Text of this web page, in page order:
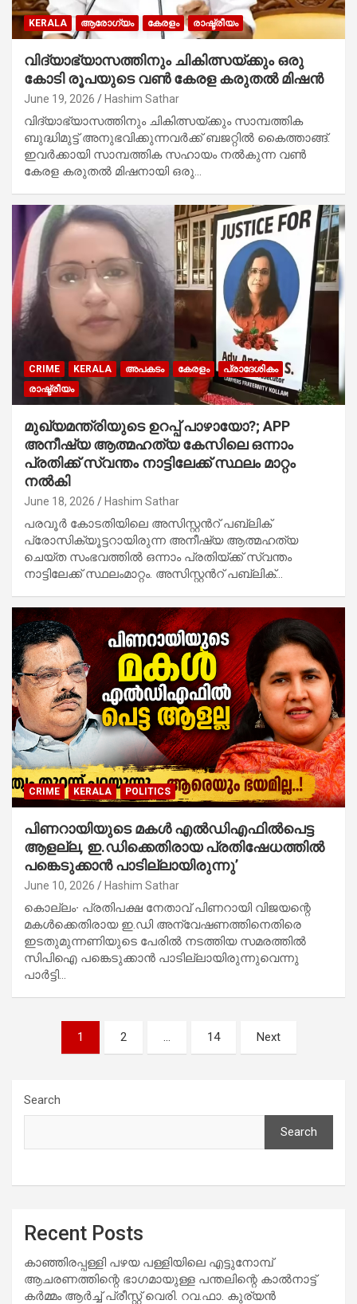
KERALA ആരോഗ്യം കേരളം രാഷ്ട്രീയം
വിദ്യാഭ്യാസത്തിനും ചികിത്സയ്ക്കും ഒരു
കോടി രൂപയുടെ വണ്‍ കേരള കരുതല്‍ മിഷന്‍
June 19, 2026 Hashim Sathar
വിദ്യാഭ്യാസത്തിനും ചികിത്സയ്ക്കും സാമ്പത്തിക
ബുദ്ധിമുട്ട് അനുഭവിക്കുന്നവർക്ക് ബജറ്റില്‍ കൈത്താങ്ങ്.
ഇവർക്കായി സാമ്പത്തിക സഹായം നല്‍കുന്ന വണ്‍
കേരള കരുതല്‍ മിഷനായി ഒരു…
CRIME KERALA അപകടം കേരളം
പ്രാദേശികം
രാഷ്ട്രീയം
മുഖ്യമന്ത്രിയുടെ ഉറപ്പ് പാഴായോ?; APP
അനീഷ്യ ആത്മഹത്യ കേസിലെ ഒന്നാം
പ്രതിക്ക് സ്വന്തം നാട്ടിലേക്ക് സ്ഥലം മാറ്റം
നൽകി
June 18, 2026 Hashim Sathar
പരവൂർ കോടതിയിലെ അസിസ്റ്റൻറ് പബ്ലിക്
പ്രോസിക്യൂട്ടറായിരുന്ന അനീഷ്യ ആത്മഹത്യ
ചെയ്ത സംഭവത്തിൽ ഒന്നാം പ്രതിയ്ക്ക് സ്വന്തം
നാട്ടിലേക്ക് സ്ഥലംമാറ്റം. അസിസ്റ്റൻറ് പബ്ലിക്…
CRIME KERALA POLITICS
പിണറായിയുടെ മകൾ എൽഡിഎഫിൽപെട്ട
ആളല്ല, ഇ.ഡിക്കെതിരായ പ്രതിഷേധത്തിൽ
പങ്കെടുക്കാൻ പാടില്ലായിരുന്നു’
June 10, 2026 Hashim Sathar
കൊല്ലം∙ പ്രതിപക്ഷ നേതാവ് പിണറായി വിജയന്റെ
മകൾക്കെതിരായ ഇ.ഡി അന്വേഷണത്തിനെതിരെ
ഇടതുമുന്നണിയുടെ പേരിൽ നടത്തിയ സമരത്തിൽ
സിപിഐ പങ്കെടുക്കാൻ പാടില്ലായിരുന്നുവെന്നു
പാർട്ടി…
pagination
1 2 … 14 Next
Search
Search
Recent Posts
കാഞ്ഞിരപ്പള്ളി പഴയ പള്ളിയിലെ എട്ടുനോമ്പ്
ആചരണത്തിന്റെ ഭാഗമായുള്ള പന്തലിന്റെ കാൽനാട്ട്
കർമ്മം ആർച്ച് പ്രീസ്റ്റ് വെരി. റവ.ഫാ. കുര്യൻ